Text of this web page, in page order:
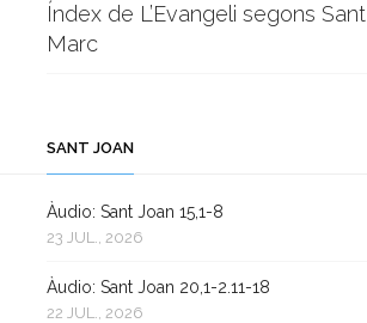
Índex de L’Evangeli segons Sant
Marc
SANT JOAN
Àudio: Sant Joan 15,1-8
23 JUL., 2026
Àudio: Sant Joan 20,1-2.11-18
22 JUL., 2026